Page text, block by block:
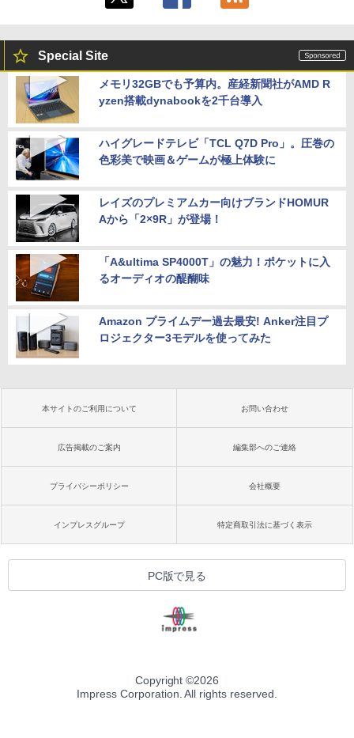
Special Site
メモリ32GBでも予算内。産経新聞社がAMD R
yzen搭載dynabookを2千台導入
ハイグレードテレビ「TCL Q7D Pro」。圧巻の
色彩美で映画＆ゲームが極上体験に
レイズのプレミアムカー向けブランドHOMUR
Aから「2×9R」が登場！
「A&ultima SP4000T」の魅力！ポケットに入
るオーディオの醍醐味
Amazon プライムデー過去最安! Anker注目プ
ロジェクター3モデルを使ってみた
本サイトのご利用について お問い合わせ
広告掲載のご案内 編集部へのご連絡
プライバシーポリシー 会社概要
インプレスグループ 特定商取引法に基づく表示
PC版で見る
Copyright ©2026
Impress Corporation. All rights reserved.